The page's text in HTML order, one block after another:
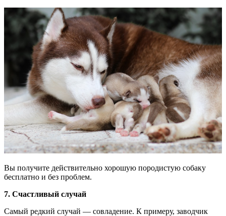
Вы получите действительно хорошую породистую собаку
бесплатно и без проблем.
7. Счастливый случай
Самый редкий случай — совладение. К примеру, заводчик